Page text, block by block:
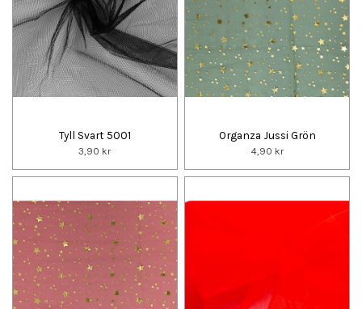
Tyll Svart 5001
3,90 kr
Organza Jussi Grön
4,90 kr